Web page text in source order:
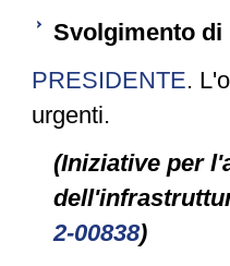
Svolgimento di
PRESIDENTE.
urgenti.
(Iniziative per
2-00838)